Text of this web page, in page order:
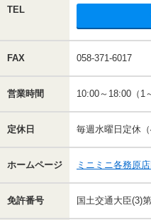
TEL
FAX 058-371-6017
営業時間 10:00～18:00（1
定休日 毎週水曜日定休
ホームページ ミニミニ各務原
免許番号 国土交通大臣(3)